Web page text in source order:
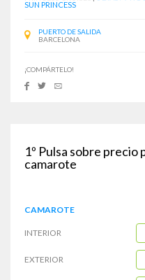
SUN PRINCESS
PUERTO DE SALIDA
BARCELONA
¡COMPÁRTELO!
1º Pulsa sobre precio
camarote
CAMAROTE
INTERIOR
EXTERIOR